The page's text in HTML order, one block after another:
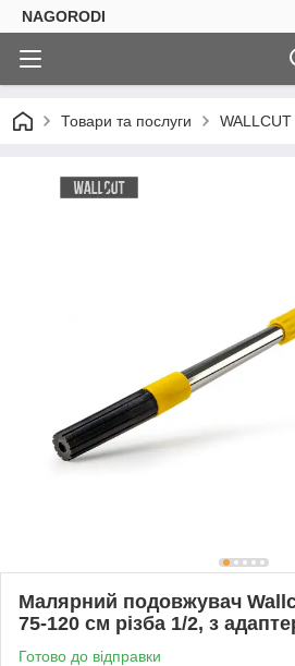
NAGORODI
Товари та послуги WALLCUT
Малярний подовжувач
75-120 см різба 1/2, з
Готово до відправки